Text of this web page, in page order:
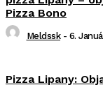
Pizza Bono
Meldssk - 6.
Pizza Lipany: